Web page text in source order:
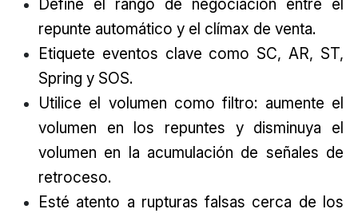
Define el rango de negociación entre el
repunte automático y el clímax de venta.
Etiquete eventos clave como SC, AR, ST,
Spring y SOS.
Utilice el volumen como filtro: aumente el
volumen en los repuntes y disminuya el
volumen en la acumulación de señales de
retroceso.
Esté atento a rupturas falsas cerca de los